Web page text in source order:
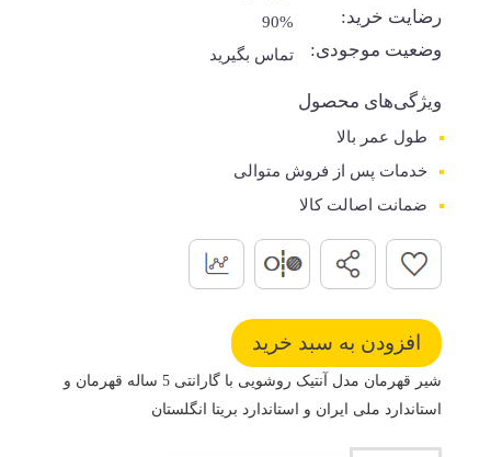
رضایت خرید: 90%
وضعیت موجودی: تماس بگیرید
ویژگی‌های محصول
طول عمر بالا
خدمات پس از فروش متوالی
ضمانت اصالت کالا
شیر قهرمان مدل آنتیک روشویی با گارانتی 5 ساله قهرمان و
استاندارد ملی ایران و استاندارد بریتا انگلستان